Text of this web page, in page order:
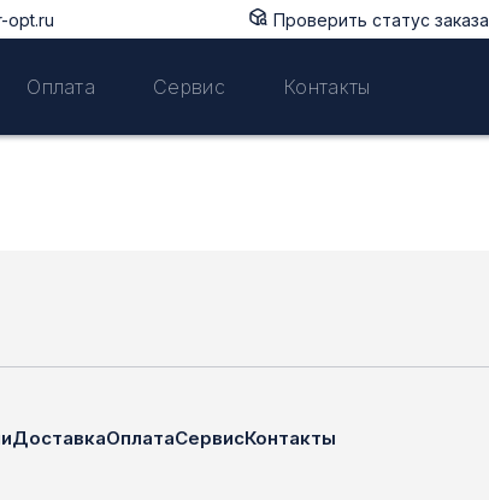
opt.ru Проверить статус заказа
Оплата Сервис Контакты
ДоставкаОплатаСервисКонтакты